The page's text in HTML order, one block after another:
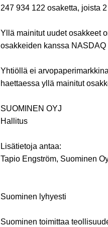
247 934 122 osaketta, joista
Yllä mainitut uudet osakkeet
osakkeiden kanssa
Yhtiöllä ei
haettaessa yllä mainitut
SUOMINEN OYJ
Hallitus
Lisätietoja antaa:
Tapio Engström, Suominen
Suominen lyhyesti
Suominen toimittaa